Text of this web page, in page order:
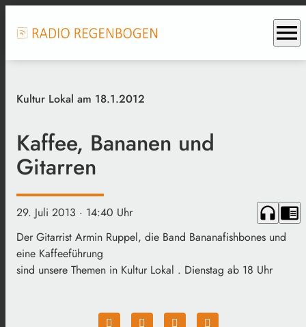
menu
Kultur Lokal am 18.1.2012
Kaffee, Bananen und
Gitarren
29. Juli 2013 · 14:40 Uhr headphones chrome_reader_mode
Der Gitarrist Armin Ruppel, die Band Bananafishbones und
eine Kaffeeführung
sind unsere Themen in Kultur Lokal . Dienstag ab 18 Uhr